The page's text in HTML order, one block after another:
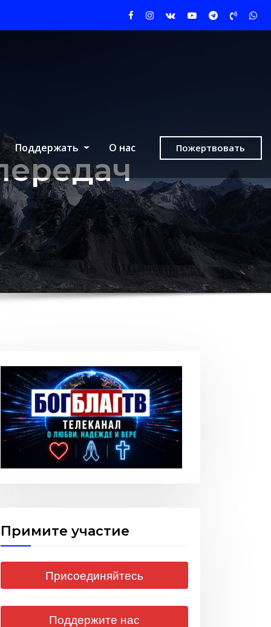
Поддержать О нас Пожертвовать
Примите участие
Присоединяйтесь
Поддержите нас